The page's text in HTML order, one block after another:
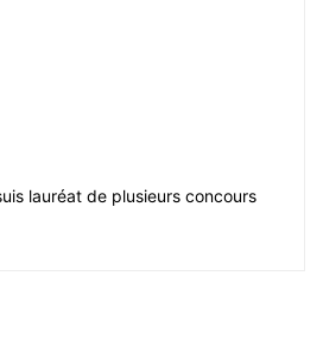
lauréat de plusieurs concours